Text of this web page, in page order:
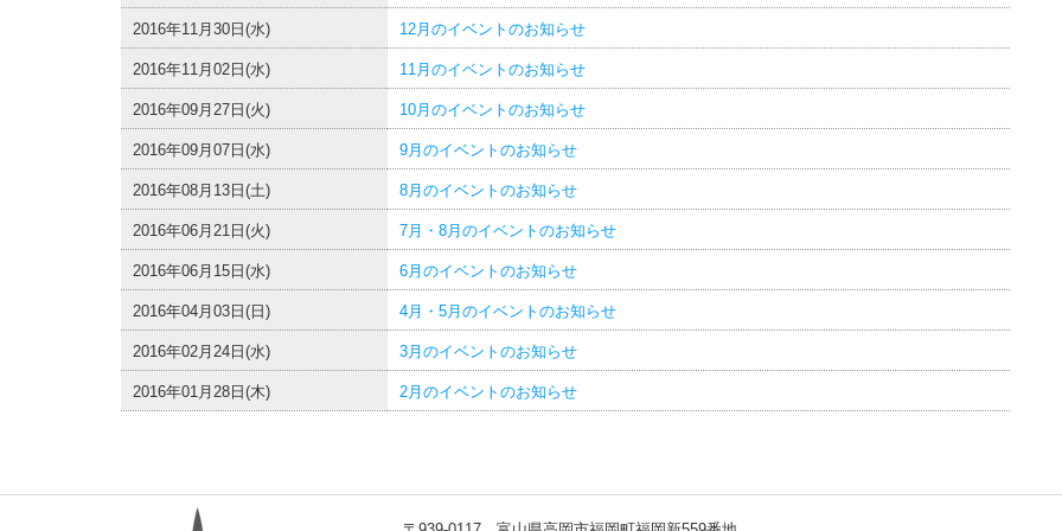
2016年11月30日(水) 12月のイベントのお知らせ
2016年11月02日(水) 11月のイベントのお知らせ
2016年09月27日(火) 10月のイベントのお知らせ
2016年09月07日(水) 9月のイベントのお知らせ
2016年08月13日(土) 8月のイベントのお知らせ
2016年06月21日(火) 7月・8月のイベントのお知らせ
2016年06月15日(水) 6月のイベントのお知らせ
2016年04月03日(日) 4月・5月のイベントのお知らせ
2016年02月24日(水) 3月のイベントのお知らせ
2016年01月28日(木) 2月のイベントのお知らせ